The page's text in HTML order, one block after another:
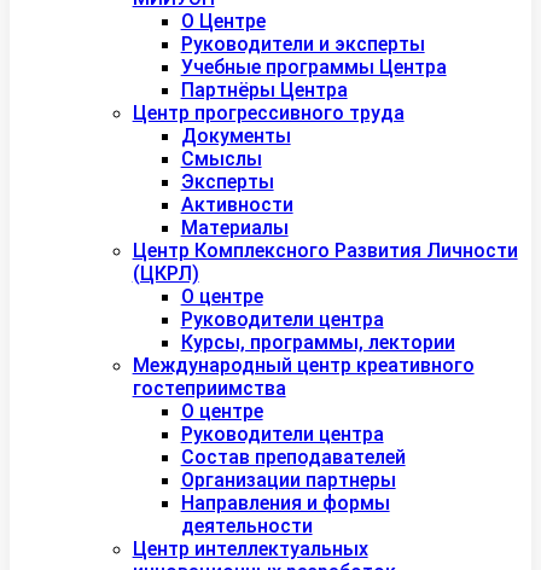
О Центре
Руководители и эксперты
Учебные программы Центра
Партнёры Центра
Центр прогрессивного труда
Документы
Смыслы
Эксперты
Активности
Материалы
Центр Комплексного Развития Личности
(ЦКРЛ)
О центре
Руководители центра
Курсы, программы, лектории
Международный центр креативного
гостеприимства
О центре
Руководители центра
Состав преподавателей
Организации партнеры
Направления и формы
деятельности
Центр интеллектуальных